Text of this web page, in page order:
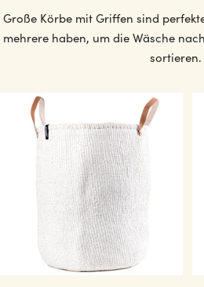
Große Körbe mit Griffen sind
mehrere haben, um die Wäsche
sortieren.